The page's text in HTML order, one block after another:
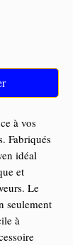
à vos
Fabriqués
idéal
et
Le
seulement
à